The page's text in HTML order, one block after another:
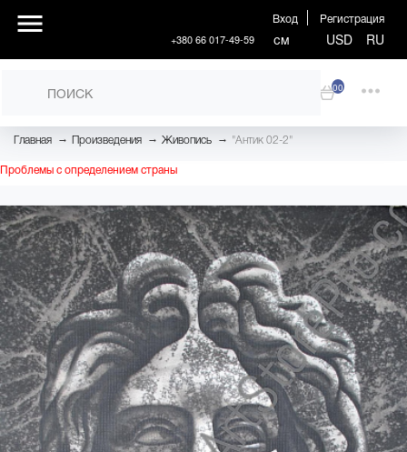
Вход Регистрация
+380 66 017-49-59 см USD RU
00
Главная → Произведения → Живопись → "Антик 02-2"
Проблемы с определением страны